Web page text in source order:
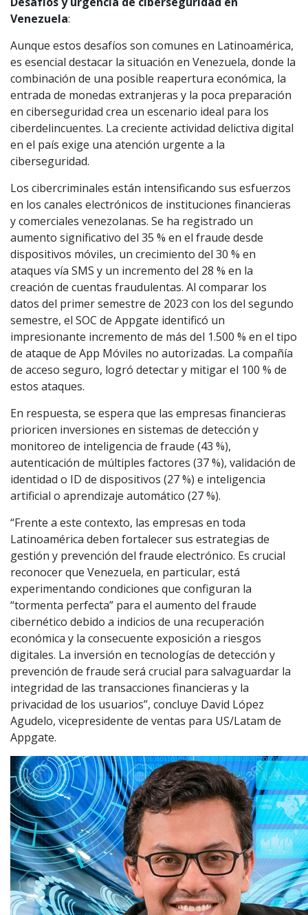
Venezuela:
Aunque estos desafíos son comunes en Latinoamérica,
es esencial destacar la situación en Venezuela, donde la
combinación de una posible reapertura económica, la
entrada de monedas extranjeras y la poca preparación
en ciberseguridad crea un escenario ideal para los
ciberdelincuentes. La creciente actividad delictiva digital
en el país exige una atención urgente a la
ciberseguridad.
Los cibercriminales están intensificando sus esfuerzos
en los canales electrónicos de instituciones financieras
y comerciales venezolanas. Se ha registrado un
aumento significativo del 35 % en el fraude desde
dispositivos móviles, un crecimiento del 30 % en
ataques vía SMS y un incremento del 28 % en la
creación de cuentas fraudulentas. Al comparar los
datos del primer semestre de 2023 con los del segundo
semestre, el SOC de Appgate identificó un
impresionante incremento de más del 1.500 % en el tipo
de ataque de App Móviles no autorizadas. La compañía
de acceso seguro, logró detectar y mitigar el 100 % de
estos ataques.
En respuesta, se espera que las empresas financieras
prioricen inversiones en sistemas de detección y
monitoreo de inteligencia de fraude (43 %),
autenticación de múltiples factores (37 %), validación de
identidad o ID de dispositivos (27 %) e inteligencia
artificial o aprendizaje automático (27 %).
“Frente a este contexto, las empresas en toda
Latinoamérica deben fortalecer sus estrategias de
gestión y prevención del fraude electrónico. Es crucial
reconocer que Venezuela, en particular, está
experimentando condiciones que configuran la
“tormenta perfecta” para el aumento del fraude
cibernético debido a indicios de una recuperación
económica y la consecuente exposición a riesgos
digitales. La inversión en tecnologías de detección y
prevención de fraude será crucial para salvaguardar la
integridad de las transacciones financieras y la
privacidad de los usuarios”, concluye David López
Agudelo, vicepresidente de ventas para US/Latam de
Appgate.